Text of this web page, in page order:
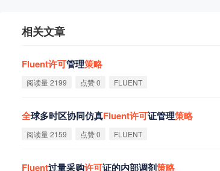
相关文章
Fluent许可管理策略
阅读量 2199 点赞 0 FLUENT
全球多时区协同仿真Fluent许可证管理策略
阅读量 2159 点赞 0 FLUENT
Fluent过量采购许可证的内部调剂策略